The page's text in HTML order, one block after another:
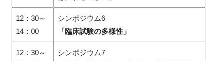
12：30～
14：00
シンポジウム6
「臨床試験の多様性」
12：30～
シンポジウム7